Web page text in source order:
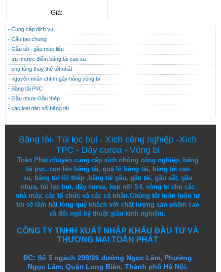
Giá:
CONTACT
THÔNG TIN HỮU ÍCH
- Cung cấp dịch vụ
- Cấu tạo chung
- Gầu tải - gầu múc liệu
- ưu nhược điểm băng tải cao su
- phụ tùng thay thế tốt nhất
- nguyên nhân chính gây hỏng vòng bi
- Băng tải PVC
- Gầu nhưa-Gầu thép
- các loại dán nối băng tải
Băng tải- Túi lọc bụi - Xích công nghiệp-Xích
TPC - Dây curoa - Vòng bi
Toàn Phát chuyên cung cấp xích nhông công nghiệp, băng
tải pvc,con lăn băng tải,quả lô băng tải, băng tải cao
su, băng tải lõi thép,băng tải gầu, gầu tải, gầu sắt, gầu
nhựa, túi lọc bụi, dây curoa, kẹp nối S4, vòng bi cho các
nhà máy, các tổ chức và các cá nhân.Chúng tôi luôn luôn tự
tin sẽ làm hài lòng quý khách với chất lượng sảnphẩm cao
và đội ngũ kỹ thuật giàu kinh nghiệm.
CÔNG TY TNHH XUẤT NHẬP KHẨU ĐẦU TƯ VÀ
THƯƠNG MẠI TOÀN PHÁT
ĐC: Số 5 ngách 298/26 đường Ngọc Lâm, Phường
Ngọc Lâm, Quận Long Biên, Thành phố Hà Nội.